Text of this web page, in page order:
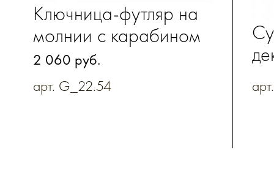
Ключница-футляр на
молнии с карабином
из натуральной кожи
2 060 руб.
арт. G_22.54